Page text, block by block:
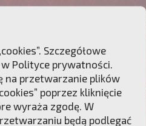
Szczegółowe
w Polityce prywatności.
na przetwarzanie plików
poprzez kliknięcie
wyraża zgodę. W
będą podlegać